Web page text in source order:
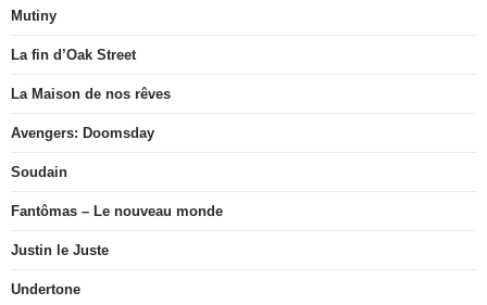
Mutiny
La fin d’Oak Street
La Maison de nos rêves
Avengers: Doomsday
Soudain
Fantômas – Le nouveau monde
Justin le Juste
Undertone